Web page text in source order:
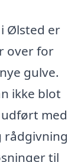
Ølsted er
over for
gulve.
ikke blot
med
rådgivning
til